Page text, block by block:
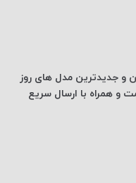
و جدیدترین مدل های روز
و همراه با ارسال سریع